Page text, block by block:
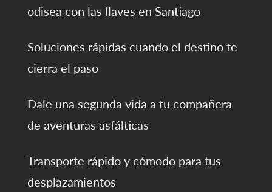
odisea con las llaves en Santiago
Soluciones rápidas cuando el destino te
cierra el paso
Dale una segunda vida a tu compañera
de aventuras asfálticas
Transporte rápido y cómodo para tus
desplazamientos